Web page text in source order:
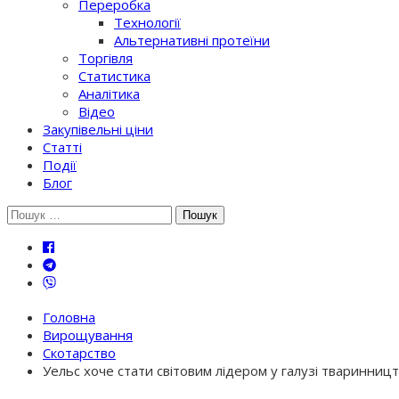
Переробка
Технології
Альтернативні протеїни
Торгівля
Статистика
Аналітика
Відео
Закупівельні ціни
Статті
Події
Блог
Шукати:
Головна
Вирощування
Скотарство
Уельс хоче стати світовим лідером у галузі